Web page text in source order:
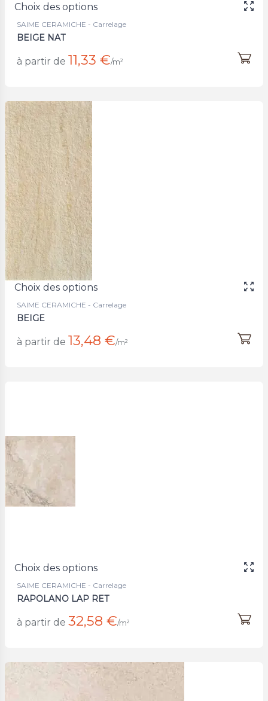
Choix des options
SAIME CERAMICHE - Carrelage
BEIGE NAT
à partir de 11,33 €/m²
Choix des options
SAIME CERAMICHE - Carrelage
BEIGE
à partir de 13,48 €/m²
Choix des options
SAIME CERAMICHE - Carrelage
RAPOLANO LAP RET
à partir de 32,58 €/m²